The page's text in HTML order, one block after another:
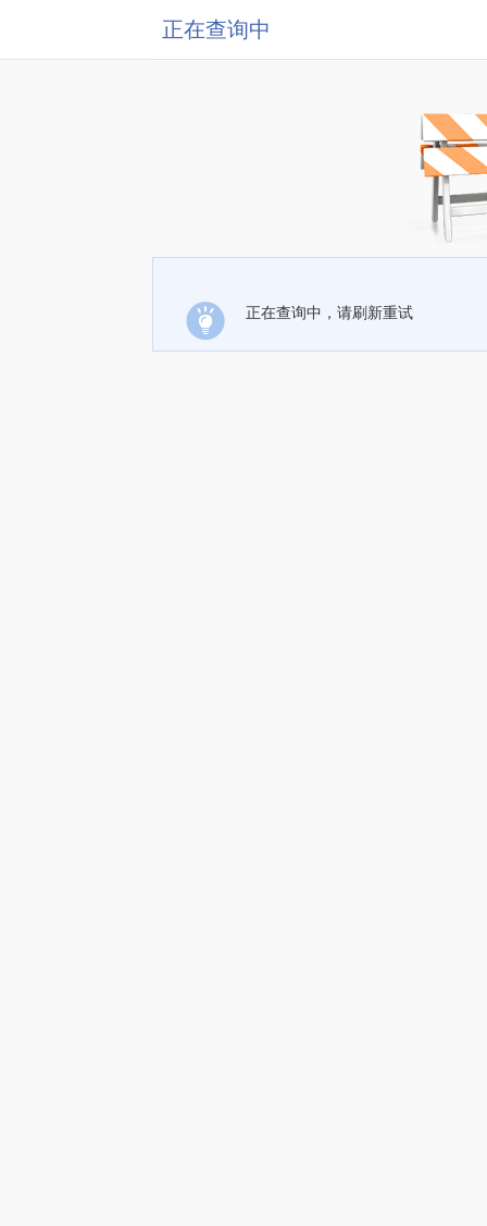
正在查询中
正在查询中，请刷新重试